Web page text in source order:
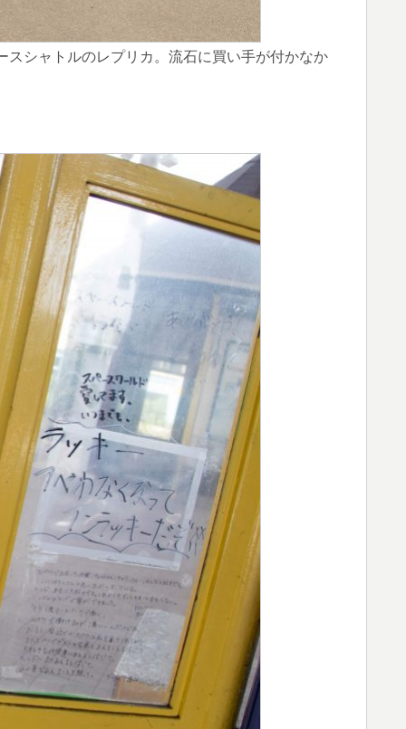
シャトルのレプリカ。流石に買い手が付かなか